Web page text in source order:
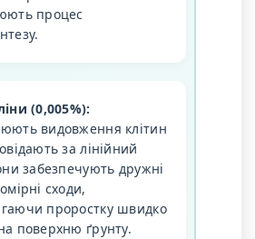
процес
(0,005%):
видовження клітин
за лінійний
забезпечують дружні
сходи,
проростку швидко
поверхню ґрунту.